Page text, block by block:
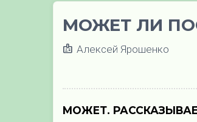
МОЖЕТ ЛИ
Алексей Ярошенко
МОЖЕТ.